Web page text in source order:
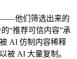
——他们筛选出来的
“推荐可信内容”承
AI 仿制内容稀释
被 AI 大量复制。